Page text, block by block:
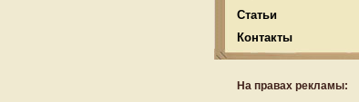
Статьи
Контакты
На правах рекламы: